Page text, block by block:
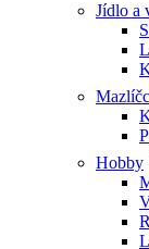
Jídlo a
Hobby